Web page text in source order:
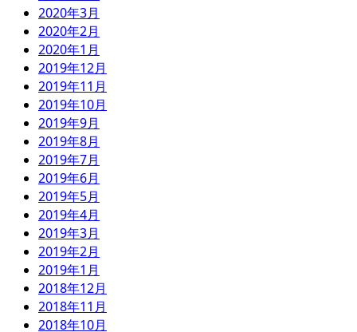
2020年3月
2020年2月
2020年1月
2019年12月
2019年11月
2019年10月
2019年9月
2019年8月
2019年7月
2019年6月
2019年5月
2019年4月
2019年3月
2019年2月
2019年1月
2018年12月
2018年11月
2018年10月